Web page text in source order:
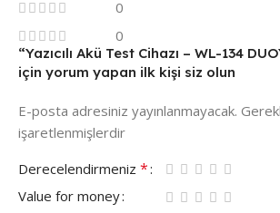
0
0
“Yazıcılı Akü Test Cihazı – WL-134
için yorum yapan ilk kişi siz olun
E-posta adresiniz yayınlanmayacak.
işaretlenmişlerdir
Derecelendirmeniz *
Value for money